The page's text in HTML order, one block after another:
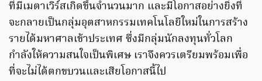
ที่มีเมตาเวิร์สเกิดขึ้นจำนวนมาก และมีโอกาสอย่างยิ่งที่
จะกลายเป็นกลุ่มอุตสาหกรรมเทคโนโลยีใหม่ในการสร้าง
รายได้มหาศาลเข้าประเทศ ซึ่งมีกลุ่มนักลงทุนทั่วโลก
กำลังให้ความสนใจเป็นพิเศษ เราจึงควรเตรียมพร้อมเพื่อ
ที่จะไม่ได้ตกขบวนและเสียโอกาสนี้ไป